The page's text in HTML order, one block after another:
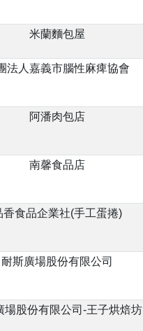
米蘭麵包屋
法人嘉義市腦性麻痺協會
阿潘肉包店
南馨食品店
香食品企業社(手工蛋捲)
耐斯廣場股份有限公司
場股份有限公司-王子烘焙坊